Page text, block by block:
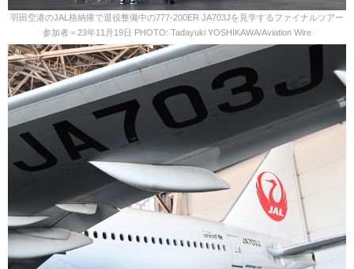
羽田空港のJAL格納庫で退役整備中の777-200ER JA703Jを見学するファイナルツアー
参加者＝23年11月19日 PHOTO: Tadayuki YOSHIKAWA/Aviation Wire